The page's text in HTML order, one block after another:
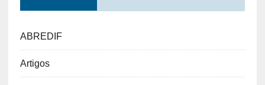
ABREDIF
Artigos